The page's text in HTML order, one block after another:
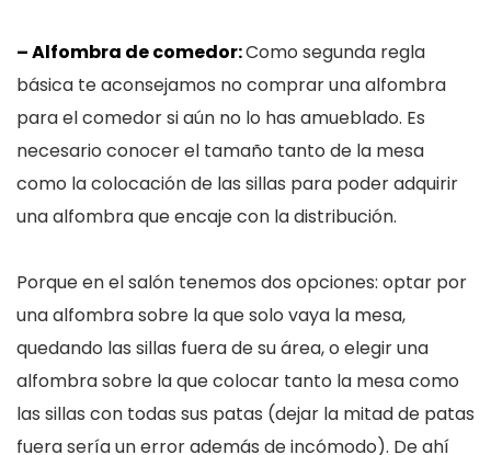
– Alfombra de comedor:Como segunda regla
básica te aconsejamos no comprar una alfombra
para el comedor si aún no lo has amueblado. Es
necesario conocer el tamaño tanto de la mesa
como la colocación de las sillas para poder adquirir
una alfombra que encaje con la distribución.
Porque en el salón tenemos dos opciones: optar por
una alfombra sobre la que solo vaya la mesa,
quedando las sillas fuera de su área, o elegir una
alfombra sobre la que colocar tanto la mesa como
las sillas con todas sus patas (dejar la mitad de patas
fuera sería un error además de incómodo). De ahí